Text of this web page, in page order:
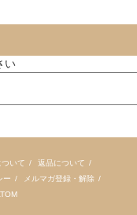
い
いて / 返品について /
ー / メルマガ登録・解除 /